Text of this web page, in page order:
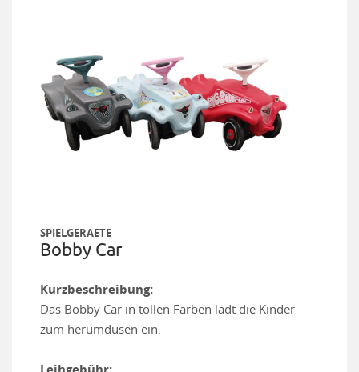
SPIELGERAETE
Bobby Car
Kurzbeschreibung:
Das Bobby Car in tollen Farben lädt die Kinder
zum herumdüsen ein.